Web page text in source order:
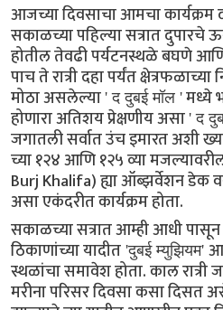
आजच्या दिवसाचा आमचा कार्यक्रम
सकाळच्या पहिल्या सत्रात दुपारचे
होतील तेवढी पर्यटनस्थळे बघणे
पाच ते रात्री दहा पर्यंत
मोठा असलेल्या ' द दुबई मॉल ' मध्ये
होणारा अतिशय प्रेक्षणीय असा ' द
जगातली सर्वात उंच इमारत अशी
च्या १२४ आणि १२५ व्या
Burj Khalifa) ह्या ऑब्झर्वेशन डेक
असा एकंदरीत कार्यक्रम होता.
सकाळच्या सत्रात आम्ही आधी पासून
ठिकाणांच्या यादीत 'दुबई म्युझियम'
स्थळांचा समावेश होता. काल
मरीना परिसर दिवसा कसा दिसत